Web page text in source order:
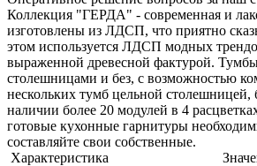
Коллекция "ГЕРДА" - современная и
изготовлены из ЛДСП, что приятно
этом используется ЛДСП модных
выраженной древесной фактурой.
столешницами и без, с возможностью
нескольких тумб цельной столешницей,
наличии более 20 модулей в 4
готовые кухонные гарнитуры
составляйте свои собственные.
Характеристика